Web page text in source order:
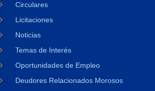
Circulares
Licitaciones
Noticias
Temas de Interés
Oportunidades de Empleo
Deudores Relacionados Morosos